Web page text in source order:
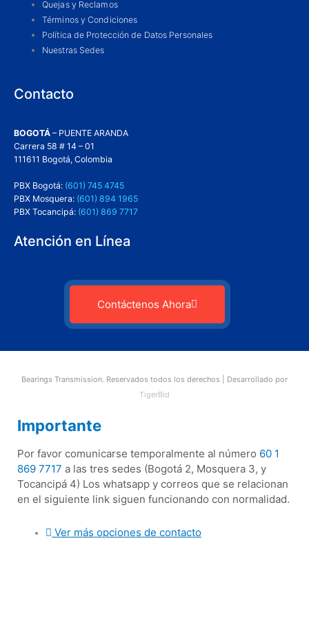
Quejas y Reclamos
Términos y Condiciones
Política de Protección de Datos Personales
Nuestras Sedes
Contacto
BOGOTÁ – PUENTE ARANDA
Carrera 58 # 14 – 01
111611 Bogotá, Colombia
PBX Bogotá: (601) 745 4745
PBX Mosquera: (601) 894 1965
PBX Tocancipá: (601) 869 7717
Atención en Línea
Contáctenos Ahora
Bearings Transmission. Reservados todos los derechos | Desarrollado por
TigerBid
Importante
Por favor comunicarse temporalmente al número 60 1
869 7717 a las tres sedes (Bogotá 2, Mosquera 3, y
Tocancipá 4) Los whatsapp y correos que se relacionan
en el siguiente link siguen funcionando con normalidad.
Ver más opciones de contacto